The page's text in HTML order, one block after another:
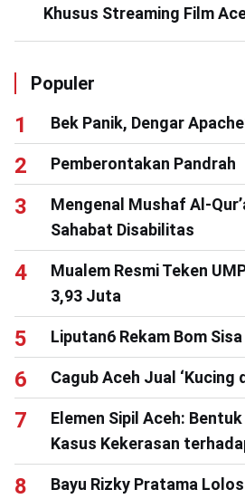
Khusus Streaming Film
Populer
Bek Panik, Dengar
Pemberontakan Pandrah
Mengenal Mushaf Al-
Sahabat Disabilitas
Mualem Resmi Teken
3,93 Juta
Liputan6 Rekam Bom
Cagub Aceh Jual ‘Kucing
Elemen Sipil Aceh:
Kasus Kekerasan
Bayu Rizky Pratama